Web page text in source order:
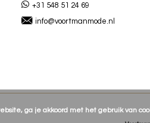
+31 548 51 24 69
info@voortmanmode.nl
ga je akkoord met het gebruik van